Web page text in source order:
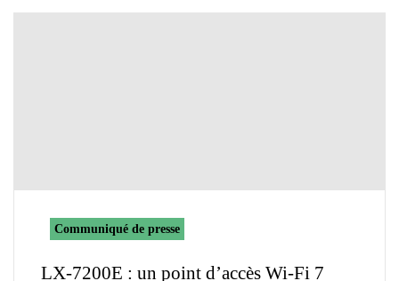
Communiqué de presse
LX-7200E : un point d’accès Wi-Fi 7